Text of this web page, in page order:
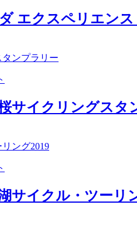
ダ エクスペリエン
桜サイクリングス
サイクル・ツーリ